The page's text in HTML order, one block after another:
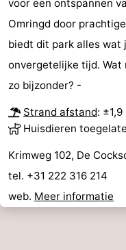
voor een ontspannen
Omringd door
biedt dit park alles wat
onvergetelijke tijd.
zo bijzonder? -
Strand afstand: ±1,9
Huisdieren
Krimweg 102, De
tel. +31 222 316 214
web. Meer informatie